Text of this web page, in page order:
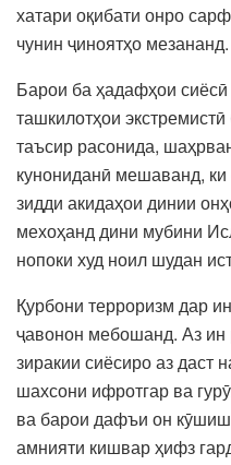
хатари оқибати онро
чунин ҷиноятҳо мезананд.
Барои ба ҳадафҳои
ташкилотҳои
таъсир расонида,
кунониданӣ мешаванд,
зидди акидаҳои динии
мехоҳанд дини мубини
нопоки худ ноил шудан
Қурбони терроризм дар
ҷавонон мебошанд. Аз ин
зиракии сиёсиро аз даст
шахсони ифротгар ва
ва барои дафъи он кӯшиш
амнияти кишвар ҳифз